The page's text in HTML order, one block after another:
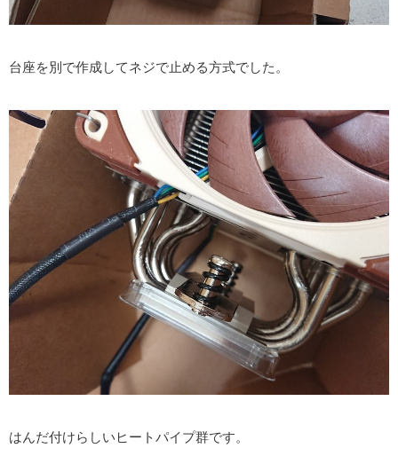
台座を別で作成してネジで止める方式でした。
はんだ付けらしいヒートパイプ群です。